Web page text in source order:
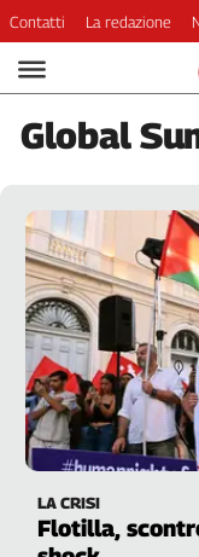
Video
Podcast
Dirette
Economia
Lavoro
Ambiente
Diritti
Welfare
Italia
Internazionale
Culture
Categorie
Contatti La redazione
Global
LA CRISI
Flotilla,